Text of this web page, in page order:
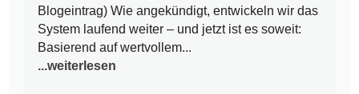
Blogeintrag) Wie angekündigt, entwickeln wir das
System laufend weiter – und jetzt ist es soweit:
Basierend auf wertvollem...
...weiterlesen